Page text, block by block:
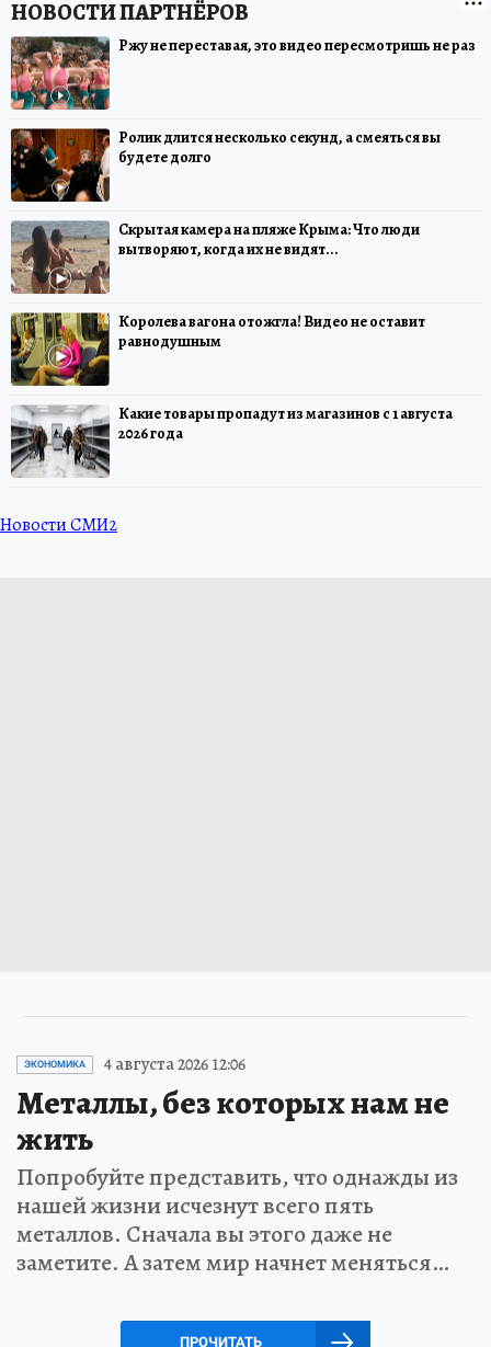
Ржу не переставая, это видео пересмотришь не раз
Ролик длится несколько секунд, а смеяться вы
будете долго
Скрытая камера на пляже Крыма: Что люди
вытворяют, когда их не видят...
Королева вагона отожгла! Видео не оставит
равнодушным
Какие товары пропадут из магазинов с 1 августа
2026 года
Новости СМИ2
ЭКОНОМИКА 4 августа 2026 12:06
Металлы, без которых нам не
жить
Попробуйте представить, что однажды из
нашей жизни исчезнут всего пять
металлов. Сначала вы этого даже не
заметите. А затем мир начнет меняться…
ПРОЧИТАТЬ